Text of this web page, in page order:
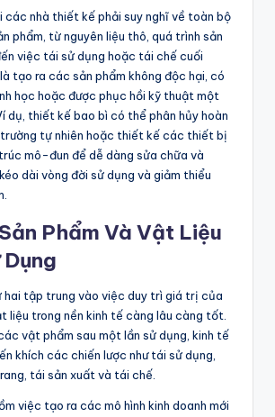
các nhà thiết kế phải suy nghĩ về toàn bộ
phẩm, từ nguyên liệu thô, quá trình sản
việc tái sử dụng hoặc tái chế cuối
tạo ra các sản phẩm không độc hại, có
học hoặc được phục hồi kỹ thuật một
dụ, thiết kế bao bì có thể phân hủy hoàn
tự nhiên hoặc thiết kế các thiết bị
mô-đun để dễ dàng sửa chữa và
dài vòng đời sử dụng và giảm thiểu
Phẩm Và Vật Liệu
hai tập trung vào việc duy trì giá trị của
liệu trong nền kinh tế càng lâu càng tốt.
vật phẩm sau một lần sử dụng, kinh tế
khích các chiến lược như tái sử dụng,
tái sản xuất và tái chế.
việc tạo ra các mô hình kinh doanh mới